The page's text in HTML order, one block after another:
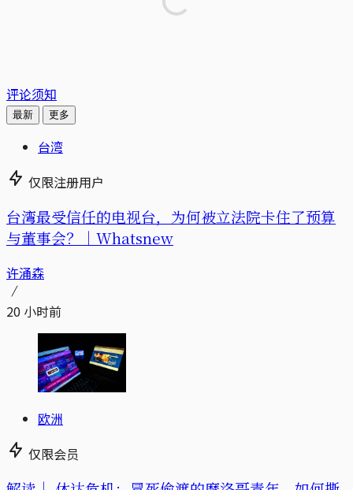
评论须知
最新 更多
台湾
仅限注册用户
台湾最受信任的电视台，为何被立法院卡住了预算
与董事会？｜Whatsnew
许涌森
20 小时前
欧洲
仅限会员